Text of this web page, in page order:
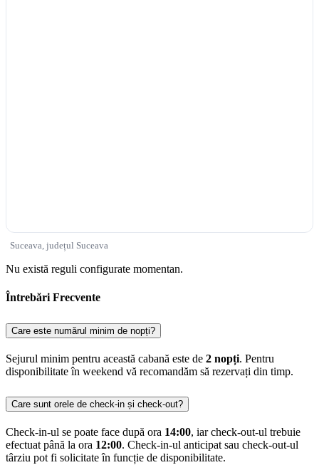
Suceava, județul Suceava
Nu există reguli configurate momentan.
Întrebări Frecvente
Care este numărul minim de nopți?
Sejurul minim pentru această cabană este de 2 nopți. Pentru
disponibilitate în weekend vă recomandăm să rezervați din timp.
Care sunt orele de check-in și check-out?
Check-in-ul se poate face după ora 14:00, iar check-out-ul trebuie
efectuat până la ora 12:00. Check-in-ul anticipat sau check-out-ul
târziu pot fi solicitate în funcție de disponibilitate.